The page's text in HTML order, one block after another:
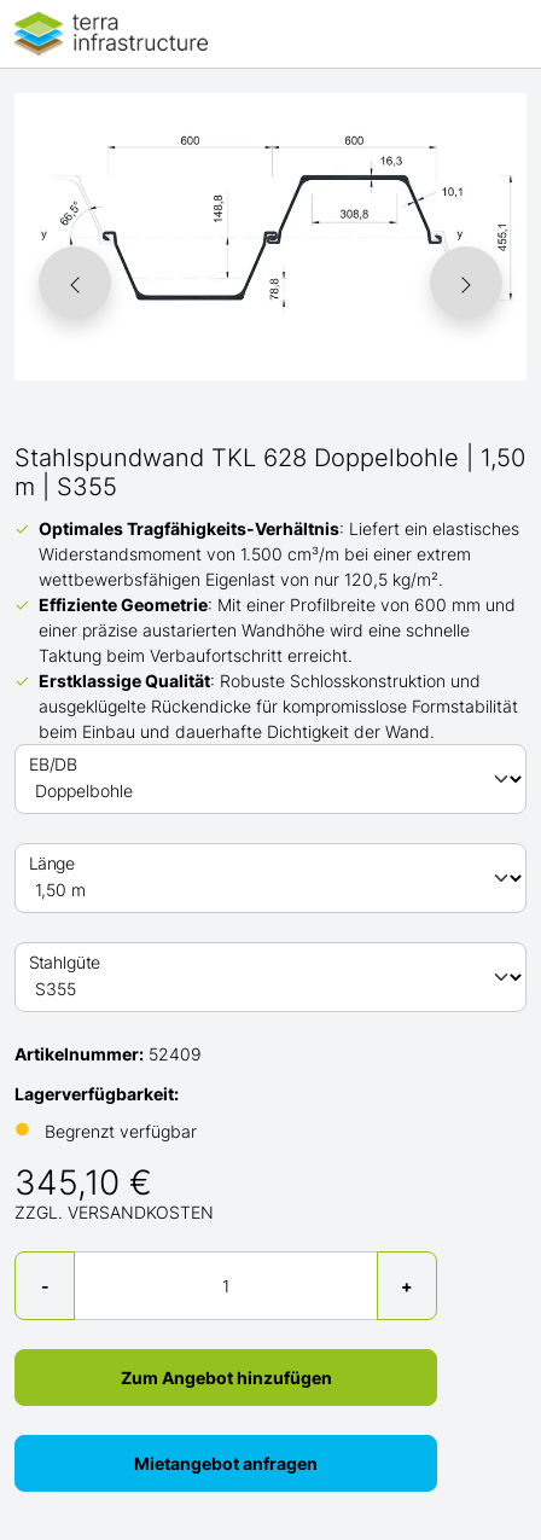
Stahlspundwand TKL 628 Doppelbohle | 1,50
m | S355
Optimales Tragfähigkeits-Verhältnis: Liefert ein elastisches
Widerstandsmoment von 1.500 cm³/m bei einer extrem
wettbewerbsfähigen Eigenlast von nur 120,5 kg/m².
Effiziente Geometrie: Mit einer Profilbreite von 600 mm und
einer präzise austarierten Wandhöhe wird eine schnelle
Taktung beim Verbaufortschritt erreicht.
Erstklassige Qualität: Robuste Schlosskonstruktion und
ausgeklügelte Rückendicke für kompromisslose Formstabilität
beim Einbau und dauerhafte Dichtigkeit der Wand.
EB/DB
Länge
Stahlgüte
Artikelnummer: 52409
Lagerverfügbarkeit:
●
Begrenzt verfügbar
345,10 €
ZZGL. VERSANDKOSTEN
-
Menge
+
Zum Angebot hinzufügen
Mietangebot anfragen